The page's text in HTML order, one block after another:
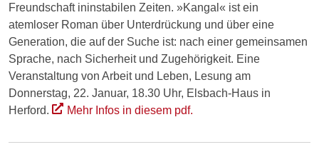
Freundschaft ininstabilen Zeiten. »Kangal« ist ein
atemloser Roman über Unterdrückung und über eine
Generation, die auf der Suche ist: nach einer gemeinsamen
Sprache, nach Sicherheit und Zugehörigkeit. Eine
Veranstaltung von Arbeit und Leben, Lesung am
Donnerstag, 22. Januar, 18.30 Uhr, Elsbach-Haus in
Herford.
Mehr Infos in diesem pdf.